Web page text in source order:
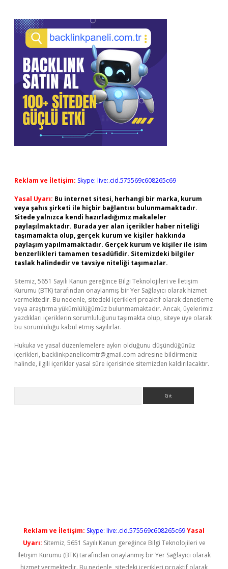
Reklam ve İletişim: Skype: live:.cid.575569c608265c69
Yasal Uyarı: Bu internet sitesi, herhangi bir marka, kurum
veya şahıs şirketi ile hiçbir bağlantısı bulunmamaktadır.
Sitede yalnızca kendi hazırladığımız makaleler
paylaşılmaktadır. Burada yer alan içerikler haber niteliği
taşımamakta olup, gerçek kurum ve kişiler hakkında
paylaşım yapılmamaktadır. Gerçek kurum ve kişiler ile isim
benzerlikleri tamamen tesadüfidir. Sitemizdeki bilgiler
taslak halindedir ve tavsiye niteliği taşımazlar.
Sitemiz, 5651 Sayılı Kanun gereğince Bilgi Teknolojileri ve İletişim
Kurumu (BTK) tarafından onaylanmış bir Yer Sağlayıcı olarak hizmet
vermektedir. Bu nedenle, sitedeki içerikleri proaktif olarak denetleme
veya araştırma yükümlülüğümüz bulunmamaktadır. Ancak, üyelerimiz
yazdıkları içeriklerin sorumluluğunu taşımakta olup, siteye üye olarak
bu sorumluluğu kabul etmiş sayılırlar.
Hukuka ve yasal düzenlemelere aykırı olduğunu düşündüğünüz
içerikleri, backlinkpanelicomtr@gmail.com adresine bildirmeniz
halinde, ilgili içerikler yasal süre içerisinde sitemizden kaldırılacaktır.
Reklam ve İletişim: Skype: live:.cid.575569c608265c69Yasal
Uyarı: Sitemiz, 5651 Sayılı Kanun gereğince Bilgi Teknolojileri ve
İletişim Kurumu (BTK) tarafından onaylanmış bir Yer Sağlayıcı olarak
hizmet vermektedir. Bu nedenle, sitedeki içerikleri proaktif olarak